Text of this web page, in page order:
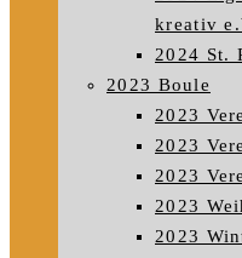
kreativ
2024 St.
2023 Boule
2023
2023
2023
2023
2023